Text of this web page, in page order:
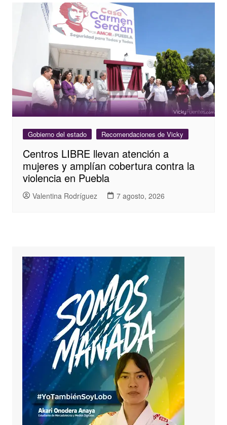
Gobierno del estado Recomendaciones de Vicky
Centros LIBRE llevan atención a
mujeres y amplían cobertura contra la
violencia en Puebla
Valentina Rodríguez 7 agosto, 2026